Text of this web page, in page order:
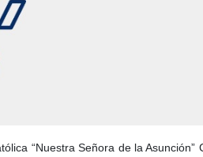
“Nuestra Señora de la